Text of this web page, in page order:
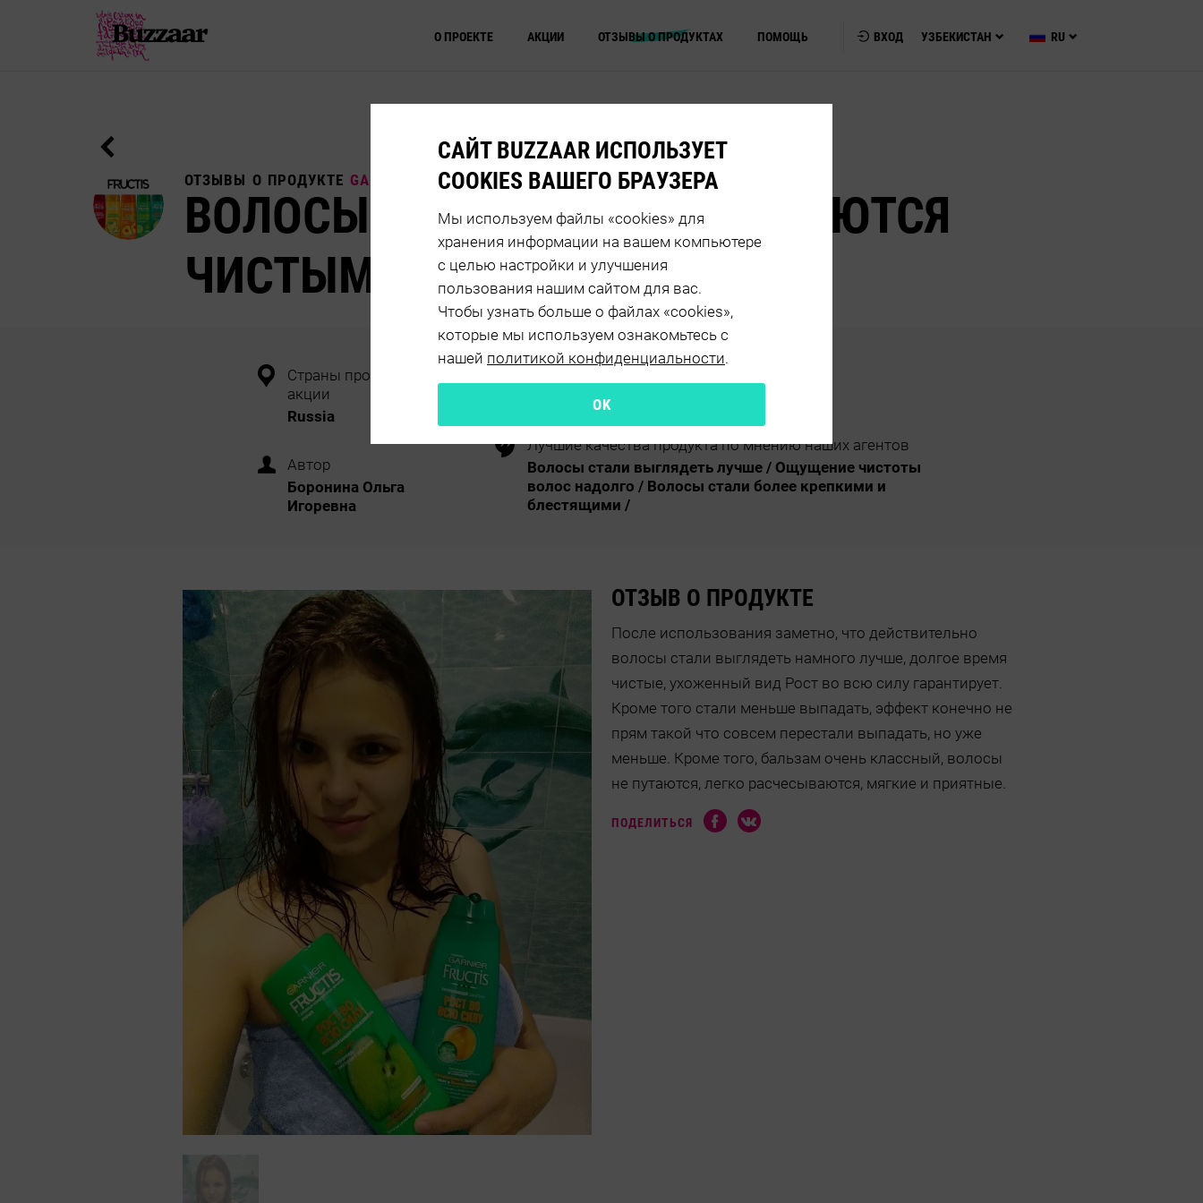
О ПРОЕКТЕ АКЦИИ ОТЗЫВЫ О ПРОДУКТАХ ПОМОЩЬ ВХОД УЗБЕКИСТАН RU
ОТЗЫВЫ О ПРОДУКТЕ GARNIER FRUCTIS
ВОЛОСЫ ДОЛГОЕ ВРЕМЯ ОСТАЮТСЯ
ЧИСТЫМИ
Страны проведения
акции
Russia
Автор
Боронина Ольга
Игоревна
Лучшие качества продукта по мнению наших агентов
Волосы стали выглядеть лучше / Ощущение чистоты
волос надолго / Волосы стали более крепкими и
блестящими /
ОТЗЫВ О ПРОДУКТЕ
После использования заметно, что действительно
волосы стали выглядеть намного лучше, долгое время
чистые, ухоженный вид Рост во всю силу гарантирует.
Кроме того стали меньше выпадать, эффект конечно не
прям такой что совсем перестали выпадать, но уже
меньше. Кроме того, бальзам очень классный, волосы
не путаются, легко расчесываются, мягкие и приятные.
ПОДЕЛИТЬСЯ
САЙТ BUZZAAR ИСПОЛЬЗУЕТ
COOKIES ВАШЕГО БРАУЗЕРА
Мы используем файлы «cookies» для
хранения информации на вашем компьютере
с целью настройки и улучшения
пользования нашим сайтом для вас.
Чтобы узнать больше о файлах «cookies»,
которые мы используем ознакомьтесь с
нашей политикой конфиденциальности.
OK